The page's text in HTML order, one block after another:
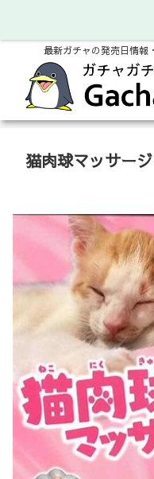
最新ガチャの発売日情報
猫肉球マッサー